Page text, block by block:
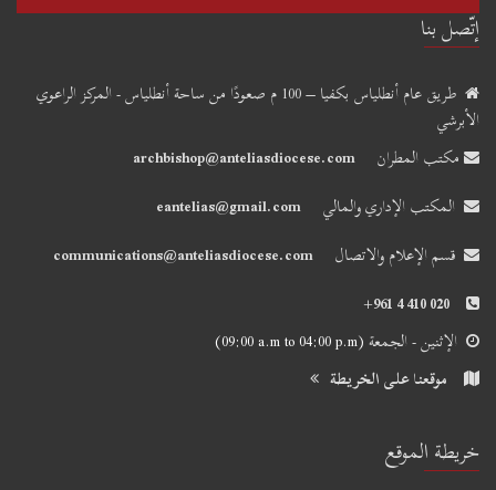
إتّصل بنا
طريق عام أنطلياس بكفيا – 100 م صعودًا من ساحة أنطلياس - المركز الراعوي
الأبرشي
مكتب المطران
archbishop@anteliasdiocese.com
المكتب الإداري والمالي
eantelias@gmail.com
قسم الإعلام والاتصال
communications@anteliasdiocese.com
+961 4 410 020
الإثنين - الجمعة(09:00 a.m to 04:00 p.m)
موقعنا على الخريطة
خريطة الموقع